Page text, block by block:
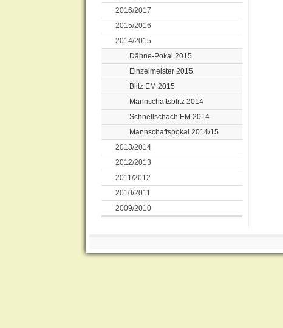
2016/2017
2015/2016
2014/2015
Dähne-Pokal 2015
Einzelmeister 2015
Blitz EM 2015
Mannschaftsblitz 2014
Schnellschach EM 2014
Mannschaftspokal 2014/15
2013/2014
2012/2013
2011/2012
2010/2011
2009/2010